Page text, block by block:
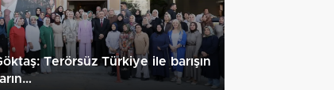
Terörsüz Türkiye ile barışın